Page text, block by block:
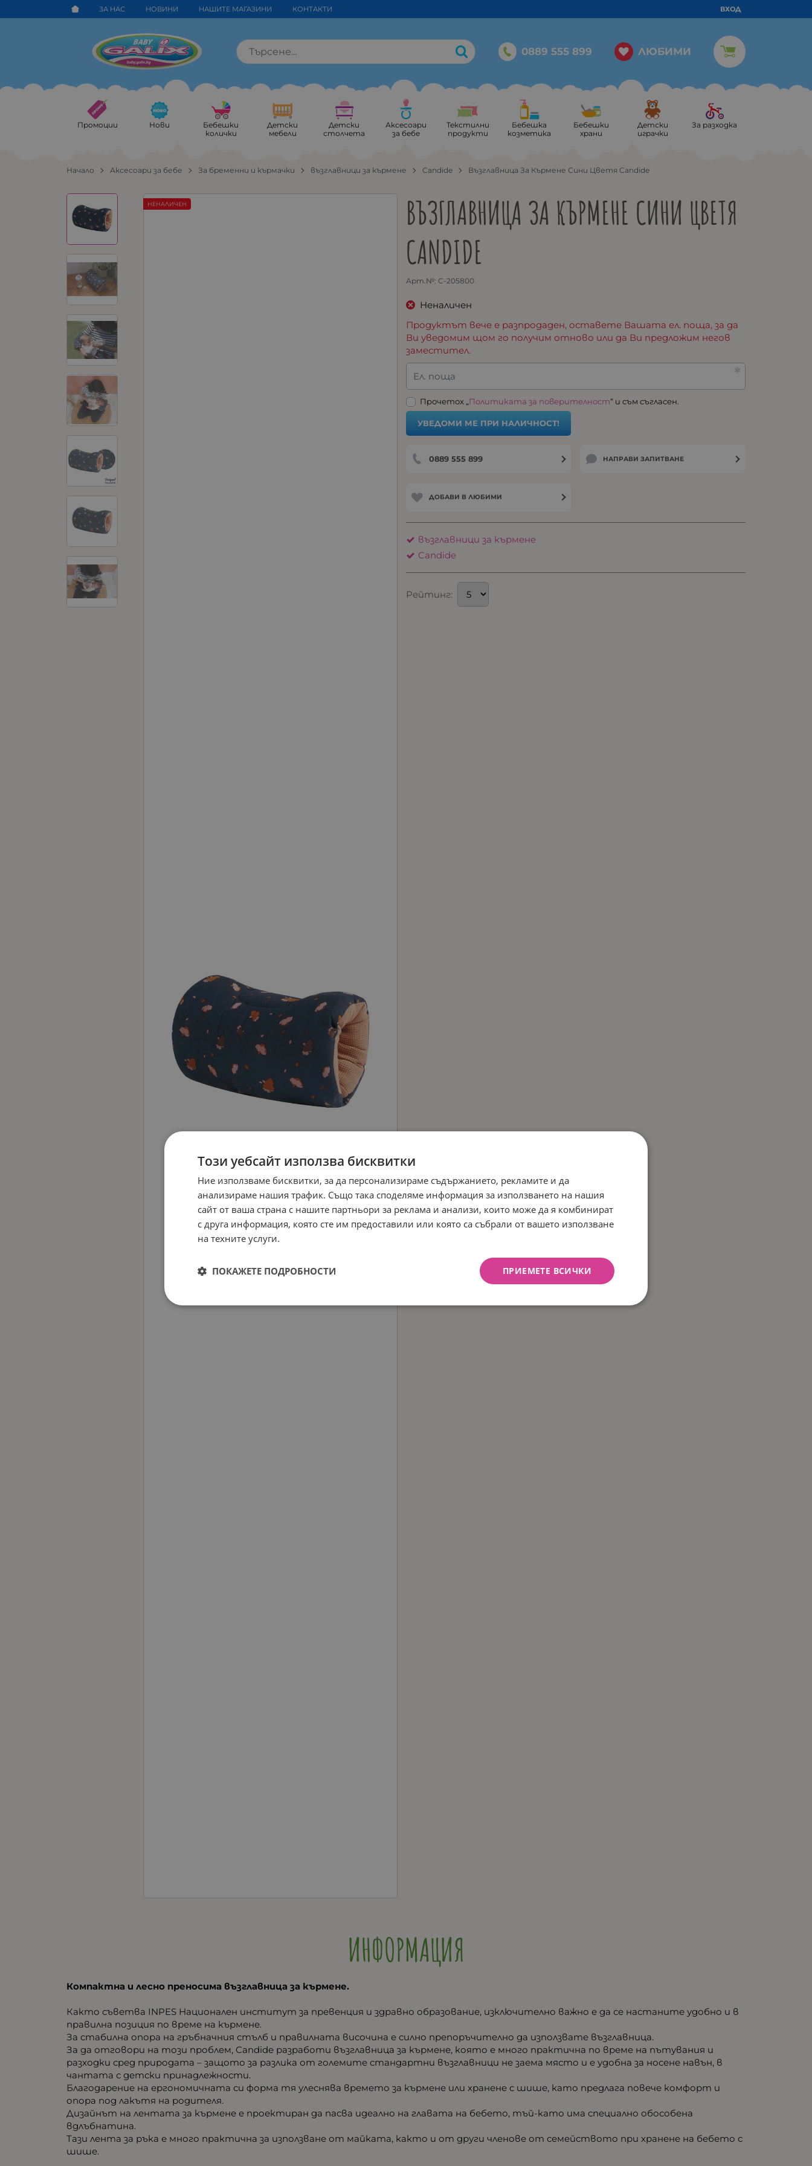
ЗА НАС НОВИНИ НАШИТЕ МАГАЗИНИ КОНТАКТИ ВХОД
0889 555 899 ЛЮБИМИ
Промоции Нови
Бебешки
колички
Детски
мебели
Детски
столчета
Аксесоари
за бебе
Текстилни
продукти
Бебешка
козметика
Бебешки
храни
Детски
играчки
За разходка
Начало Аксесоари за бебе За бременни и кърмачки възглавници за кърмене Candide Възглавница За Кърмене Сини Цветя Candide
ВЪЗГЛАВНИЦА ЗА КЪРМЕНЕ СИНИ ЦВЕТЯ
CANDIDE
Арт.№: C-205800
НЕНАЛИЧЕН
Неналичен
Продуктът вече е разпродаден, оставете Вашата ел. поща, за да
Ви уведомим щом го получим отново или да Ви предложим негов
заместител.
Ел. поща
Прочетох „Политиката за поверителност“ и съм съгласен.
УВЕДОМИ МЕ ПРИ НАЛИЧНОСТ!
0889 555 899 НАПРАВИ ЗАПИТВАНЕ
ДОБАВИ В ЛЮБИМИ
възглавници за кърмене
Candide
Рейтинг:
ИНФОРМАЦИЯ
Компактна и лесно преносима възглавница за кърмене.
Както съветва INPES Национален институт за превенция и здравно образование, изключително важно е да се настаните удобно и в
правилна позиция по време на кърмене.
За стабилна опора на гръбначния стълб и правилната височина е силно препоръчително да използвате възглавница.
За да отговори на този проблем, Candide разработи възглавница за кърмене, която е много практична по време на пътувания и
разходки сред природата – защото за разлика от големите стандартни възглавници не заема място и е удобна за носене навън, в
чантата с детски принадлежности.
Благодарение на ергономичната си форма тя улеснява времето за кърмене или хранене с шише, като предлага повече комфорт и
опора под лакътя на родителя.
Дизайнът на лентата за кърмене е проектиран да пасва идеално на главата на бебето, тъй-като има специално обособена
вдлъбнатина.
Тази лента за ръка е много практична за използване от майката, както и от други членове от семейството при хранене на бебето с
шише.
Този уебсайт използва бисквитки
Ние използваме бисквитки, за да персонализираме съдържанието, рекламите и да
анализираме нашия трафик. Също така споделяме информация за използването на нашия
сайт от ваша страна с нашите партньори за реклама и анализи, които може да я комбинират
с друга информация, която сте им предоставили или която са събрали от вашето използване
на техните услуги.
ПРИЕМЕТЕ ВСИЧКИ
ПОКАЖЕТЕ ПОДРОБНОСТИ